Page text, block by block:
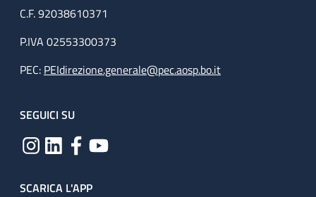
C.F. 92038610371
P.IVA 02553300373
PEC: PEIdirezione.generale@pec.aosp.bo.it
SEGUICI SU
SCARICA L'APP